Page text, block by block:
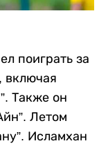
поиграть за
включая
Также он
Летом
Исламхан